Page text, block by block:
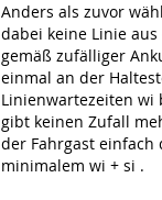
Anders als zuvor
dabei keine Linie
gemäß zufälliger
einmal an der
Linienwartezeiten wi
gibt keinen Zufall
der Fahrgast einfach
minimalem wi + si .